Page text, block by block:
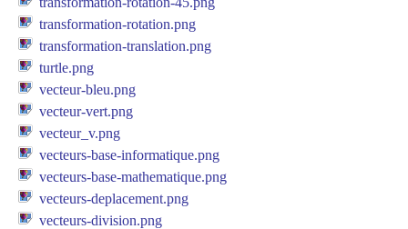
transformation-rotation.png
transformation-translation.png
turtle.png
vecteur-bleu.png
vecteur-vert.png
vecteur_v.png
vecteurs-base-informatique.png
vecteurs-base-mathematique.png
vecteurs-deplacement.png
vecteurs-division.png